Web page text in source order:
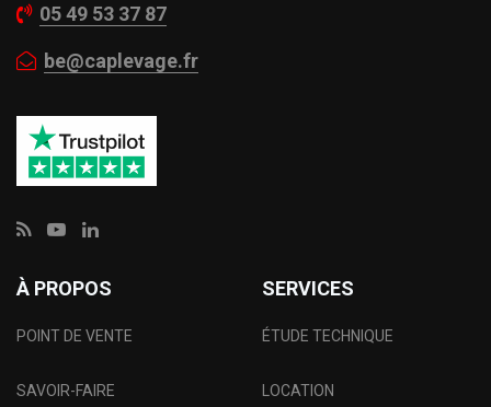
05 49 53 37 87
be@caplevage.fr
À PROPOS
POINT DE VENTE
SAVOIR-FAIRE
SERVICES
ÉTUDE TECHNIQUE
LOCATION